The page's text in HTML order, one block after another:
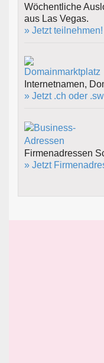
Wöchentliche
aus Las Vegas.
» Jetzt teilnehmen!
Internetnamen,
» Jetzt .ch oder
Firmenadressen
» Jetzt